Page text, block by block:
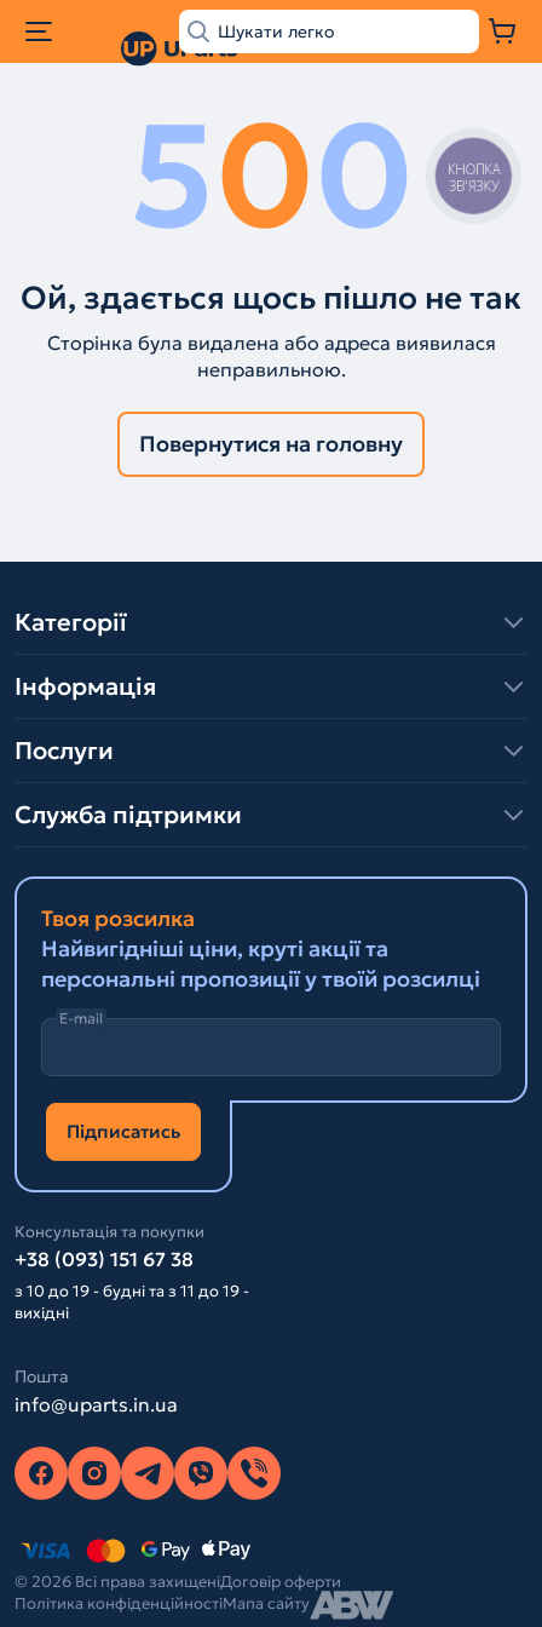
500
Ой, здається щось пішло не так
Сторінка була видалена або адреса виявилася
неправильною.
Повернутися на головну
Категорії
Інформація
Послуги
Служба підтримки
Твоя розсилка
Найвигідніші ціни, круті акції та
персональні пропозиції у твоїй розсилці
E-mail
Підписатись
Консультація та покупки
+38 (093) 151 67 38
з 10 до 19 - будні та з 11 до 19 -
вихідні
Пошта
info@uparts.in.ua
© 2026 Всі права захищеніДоговір оферти
Політика конфіденційностіМапа сайту
КНОПКА
ЗВ'ЯЗКУ